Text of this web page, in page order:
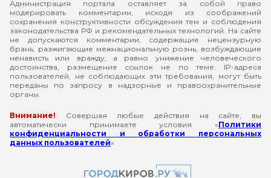
Администрация портала оставляет за собой право
модерировать комментарии, исходя из соображений
сохранения конструктивности обсуждения тем и соблюдения
законодательства РФ и рекомендательных технологий. На сайте
не допускаются комментарии, содержащие нецензурную
брань, разжигающие межнациональную рознь, возбуждающие
ненависть или вражду, а равно унижение человеческого
достоинства, размещение ссылок не по теме. IP-адреса
пользователей, не соблюдающих эти требования, могут быть
переданы по запросу в надзорные и правоохранительные
органы.
Внимание! Совершая любые действия на сайте, вы
автоматически принимаете условия «Политики
конфиденциальности и обработки персональных
данных пользователей»